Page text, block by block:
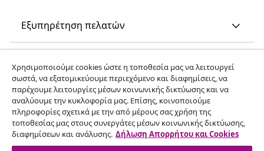
Εξυπηρέτηση πελατών
vidaXL
Ανακαλύψτε περισσότερα
Χρησιμοποιούμε cookies ώστε η τοποθεσία μας να λειτουργεί
σωστά, να εξατομικεύουμε περιεχόμενο και διαφημίσεις, να
παρέχουμε λειτουργίες μέσων κοινωνικής δικτύωσης και να
αναλύουμε την κυκλοφορία μας. Επίσης, κοινοποιούμε
πληροφορίες σχετικά με την από μέρους σας χρήση της
τοποθεσίας μας στους συνεργάτες μέσων κοινωνικής δικτύωσης,
διαφημίσεων και ανάλυσης. Δήλωση Απορρήτου και Cookies